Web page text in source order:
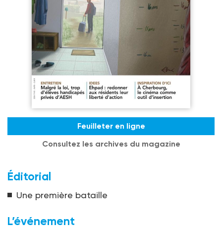
Feuilleter en ligne
Consultez les archives du magazine
Éditorial
Une première bataille
L’événement